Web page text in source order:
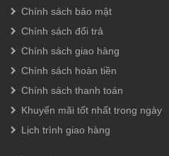
Chính sách bảo mật
Chính sách đổi trả
Chính sách giao hàng
Chính sách hoàn tiền
Chính sách thanh toán
Khuyến mãi tốt nhất trong ngày
Lịch trình giao hàng